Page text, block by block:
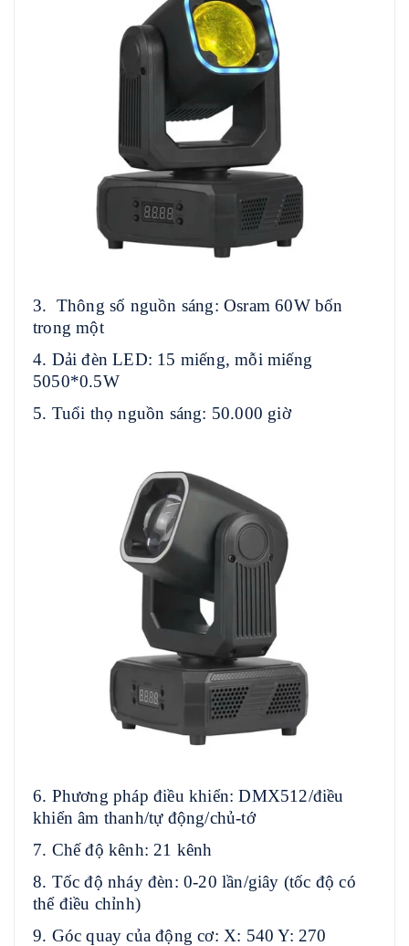
3. Thông số nguồn sáng: Osram 60W bốn
trong một
4. Dải đèn LED: 15 miếng, mỗi miếng
5050*0.5W
5. Tuổi thọ nguồn sáng: 50.000 giờ
6. Phương pháp điều khiển: DMX512/điều
khiển âm thanh/tự động/chủ-tớ
7. Chế độ kênh: 21 kênh
8. Tốc độ nháy đèn: 0-20 lần/giây (tốc độ có
thể điều chỉnh)
9. Góc quay của động cơ: X: 540 Y: 270